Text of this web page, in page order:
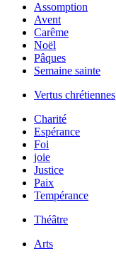
Assomption
Avent
Carême
Noël
Pâques
Semaine sainte
Vertus chrétiennes
Charité
Espérance
Foi
joie
Justice
Paix
Tempérance
Théâtre
Arts